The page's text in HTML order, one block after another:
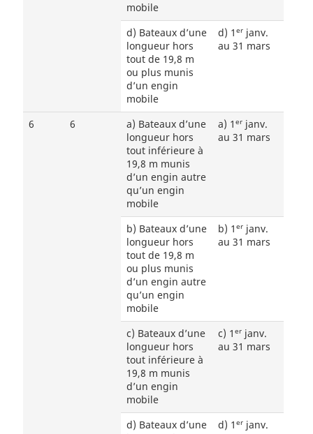
mobile
d) Bateaux d’une
longueur hors
tout de 19,8 m
ou plus munis
d’un engin
mobile
d) 1 er janv.
au 31 mars
6 6
a) Bateaux d’une
longueur hors
tout inférieure à
19,8 m munis
d’un engin autre
qu’un engin
mobile
a) 1 er janv.
au 31 mars
b) Bateaux d’une
longueur hors
tout de 19,8 m
ou plus munis
d’un engin autre
qu’un engin
mobile
b) 1 er janv.
au 31 mars
c) Bateaux d’une
longueur hors
tout inférieure à
19,8 m munis
d’un engin
mobile
c) 1 er janv.
au 31 mars
d) Bateaux d’une
d) 1 er janv.